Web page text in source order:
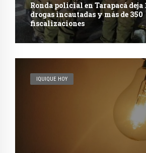
Ronda policial en Tarapacá deja
drogas incautadas y más de 350
fiscalizaciones
IQUIQUE HOY